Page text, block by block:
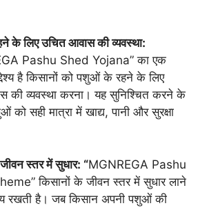
के लिए उचित आवास की व्यवस्था:
Pashu Shed Yojana” का एक
है किसानों को पशुओं के रहने के लिए
की व्यवस्था करना। यह सुनिश्चित करने के
को सही मात्रा में खाद्य, पानी और सुरक्षा
स्तर में सुधार: “MGNREGA Pashu
किसानों के जीवन स्तर में सुधार लाने
रखती है। जब किसान अपनी पशुओं की